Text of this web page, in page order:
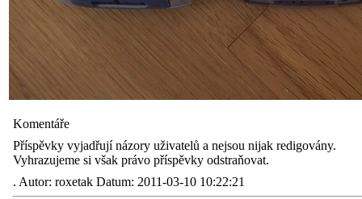
Komentáře
Příspěvky vyjadřují názory uživatelů a nejsou nijak redigovány.
Vyhrazujeme si však právo příspěvky odstraňovat.
. Autor: roxetak Datum: 2011-03-10 10:22:21